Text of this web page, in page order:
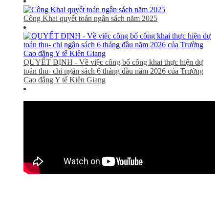
Công Khai quyết toán ngân sách năm 2025
QUYẾT ĐỊNH - Về việc công bố công khai thực hiện dự
toán thu- chi ngân sách 6 tháng đầu năm 2026 của Trường
Cao đẳng Y tế Kiên Giang